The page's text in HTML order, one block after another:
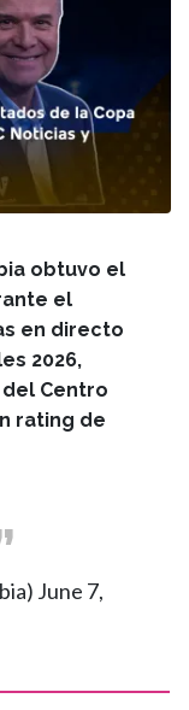
obtuvo el
el
en directo
2026,
Centro
rating de
June 7,